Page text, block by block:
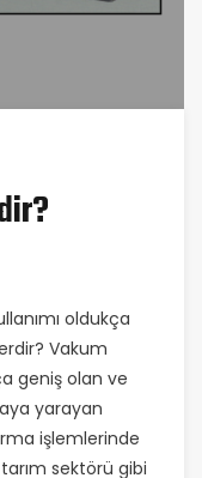
oldukça
Vakum
geniş olan ve
yarayan
işlemlerinde
sektörü gibi